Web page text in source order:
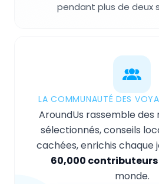
pendant plus de deux
LA COMMUNAUTÉ DES
AroundUs rassemble des
sélectionnés, conseils
cachées, enrichis chaque
60,000 contributeurs
monde.